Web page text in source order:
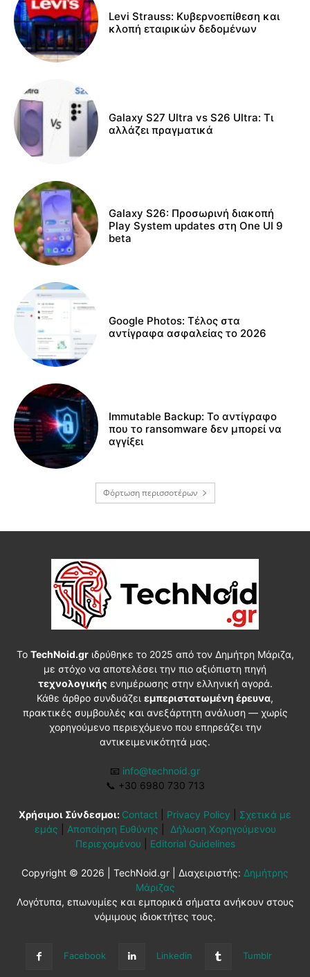
Levi Strauss: Κυβερνοεπίθεση και
κλοπή εταιρικών δεδομένων
Galaxy S27 Ultra vs S26 Ultra: Τι
αλλάζει πραγματικά
Galaxy S26: Προσωρινή διακοπή
Play System updates στη One UI 9
beta
Google Photos: Τέλος στα
αντίγραφα ασφαλείας το 2026
Immutable Backup: Το αντίγραφο
που το ransomware δεν μπορεί να
αγγίξει
Φόρτωση περισσοτέρων
Το TechNoid.grιδρύθηκε το 2025 από τον Δημήτρη Μάριζα,
με στόχο να αποτελέσει την πιο αξιόπιστη πηγή
τεχνολογικήςενημέρωσης στην ελληνική αγορά.
Κάθε άρθρο συνδυάζει εμπεριστατωμένη έρευνα,
πρακτικές συμβουλές και ανεξάρτητη ανάλυση — χωρίς
χορηγούμενο περιεχόμενο που επηρεάζει την
αντικειμενικότητά μας.
📧 info@technoid.gr
📞 +30 6980 730 713
Χρήσιμοι Σύνδεσμοι: Contact Privacy Policy
Σχετικά με
εμάς
Αποποίηση Ευθύνης
Δήλωση Χορηγούμενου
Περιεχομένου
Editorial Guidelines
Copyright © 2026 | TechNoid.gr | Διαχειριστής: Δημήτρης
Μάριζας
Λογότυπα, επωνυμίες και εμπορικά σήματα ανήκουν στους
νόμιμους ιδιοκτήτες τους.
Facebook Linkedin Tumblr